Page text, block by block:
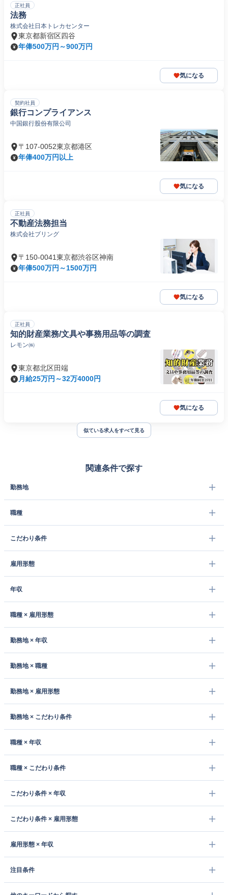
正社員
法務
株式会社日本トレカセンター
東京都新宿区四谷
年俸500万円～900万円
気になる
契約社員
銀行コンプライアンス
中国銀行股份有限公司
〒107-0052東京都港区
年俸400万円以上
気になる
正社員
不動産法務担当
株式会社ブリング
〒150-0041東京都渋谷区神南
年俸500万円～1500万円
気になる
正社員
知的財産業務/文具や事務用品等の調査
レモン㈱
東京都北区田端
月給25万円～32万4000円
気になる
似ている求人をすべて見る
関連条件で探す
勤務地
職種
こだわり条件
雇用形態
年収
職種 × 雇用形態
勤務地 × 年収
勤務地 × 職種
勤務地 × 雇用形態
勤務地 × こだわり条件
職種 × 年収
職種 × こだわり条件
こだわり条件 × 年収
こだわり条件 × 雇用形態
雇用形態 × 年収
注目条件